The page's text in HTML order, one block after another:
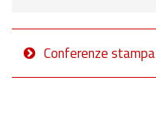
Conferenze stampa